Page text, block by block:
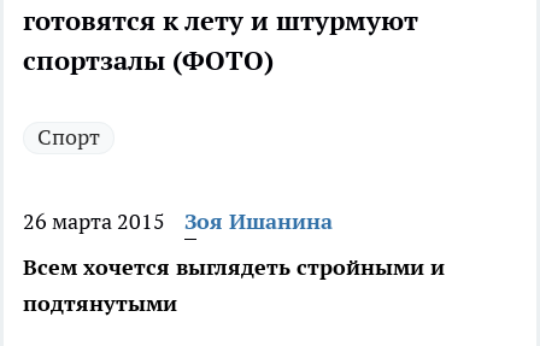
готовятся к лету и штурмуют
спортзалы (ФОТО)
Спорт
26 марта 2015
Зоя Ишанина
Всем хочется выглядеть стройными и
подтянутыми